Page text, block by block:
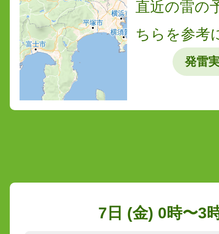
直近の雷の
ちらを参考
発雷
7日 (金) 0時〜3